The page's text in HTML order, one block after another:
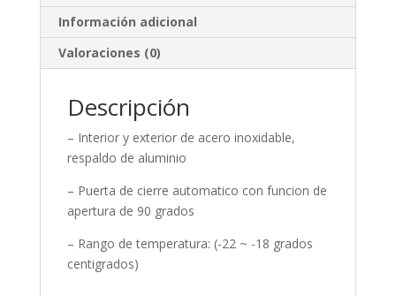
Información adicional
Valoraciones (0)
Descripción
– Interior y exterior de acero inoxidable,
respaldo de aluminio
– Puerta de cierre automatico con funcion de
apertura de 90 grados
– Rango de temperatura: (-22 ~ -18 grados
centigrados)